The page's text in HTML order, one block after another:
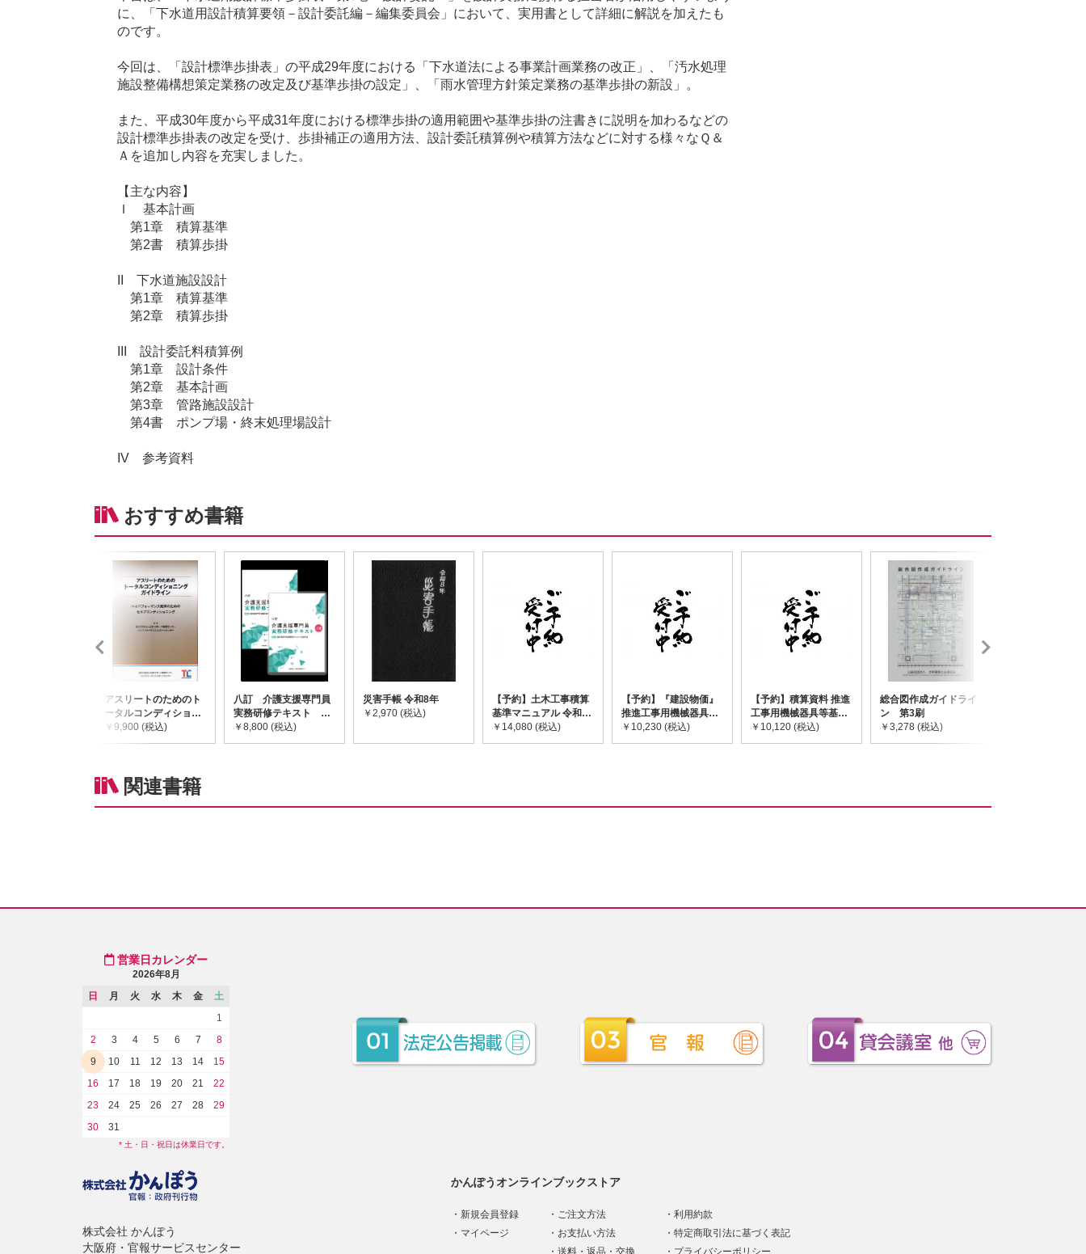
に、「下水道用設計積算要領－設計委託編－編集委員会」において、実用書として詳細に解説を加えたも
のです。
今回は、「設計標準歩掛表」の平成29年度における「下水道法による事業計画業務の改正」、「汚水処理
施設整備構想策定業務の改定及び基準歩掛の設定」、「雨水管理方針策定業務の基準歩掛の新設」。
また、平成30年度から平成31年度における標準歩掛の適用範囲や基準歩掛の注書きに説明を加わるなどの
設計標準歩掛表の改定を受け、歩掛補正の適用方法、設計委託積算例や積算方法などに対する様々なＱ＆
Ａを追加し内容を充実しました。
【主な内容】
Ｉ 基本計画
第1章 積算基準
第2書 積算歩掛
II 下水道施設設計
第1章 積算基準
第2章 積算歩掛
III 設計委託料積算例
第1章 設計条件
第2章 基本計画
第3章 管路施設設計
第4書 ポンプ場・終末処理場設計
IV 参考資料
おすすめ書籍
アスリートのためのト
ータルコンディショニ
ングガイドライン
￥9,900 (税込)
八訂 介護支援専門員
実務研修テキスト
(上・下巻/分売不可)
￥8,800 (税込)
災害手帳 令和8年
￥2,970 (税込)
【予約】土木工事積算
基準マニュアル 令和8
年度版 ※2026年8月
下旬発売予定
￥14,080 (税込)
【予約】『建設物価』
推進工事用機械器具等
基礎価格表 2026年度
版 ※2026/8/31発売予
￥10,230 (税込)
【予約】積算資料 推進
工事用機械器具等基礎
価格表 2026年度版
※2026/8/31発売予定
￥10,120 (税込)
総合図作成ガイドライ
ン 第3刷
￥3,278 (税込)
関連書籍
かんぽうオンラインブックストア
新規会員登録
マイページ
ご注文方法
お支払い方法
利用約款
特定商取引法に基づく表記
営業日カレンダー
2026年8月
日
月 火 水 木 金
土
1
2
3 4 5 6 7
8
9
10 11 12 13 14
15
16
17 18 19 20 21
22
23
24 25 26 27 28
29
30
31
* 土・日・祝日は休業日です。
株式会社 かんぽう
大阪府・官報サービスセンター